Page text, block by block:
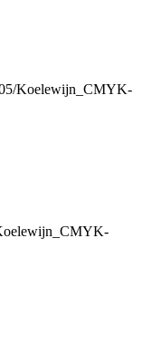
05/Koelewijn_CMYK-